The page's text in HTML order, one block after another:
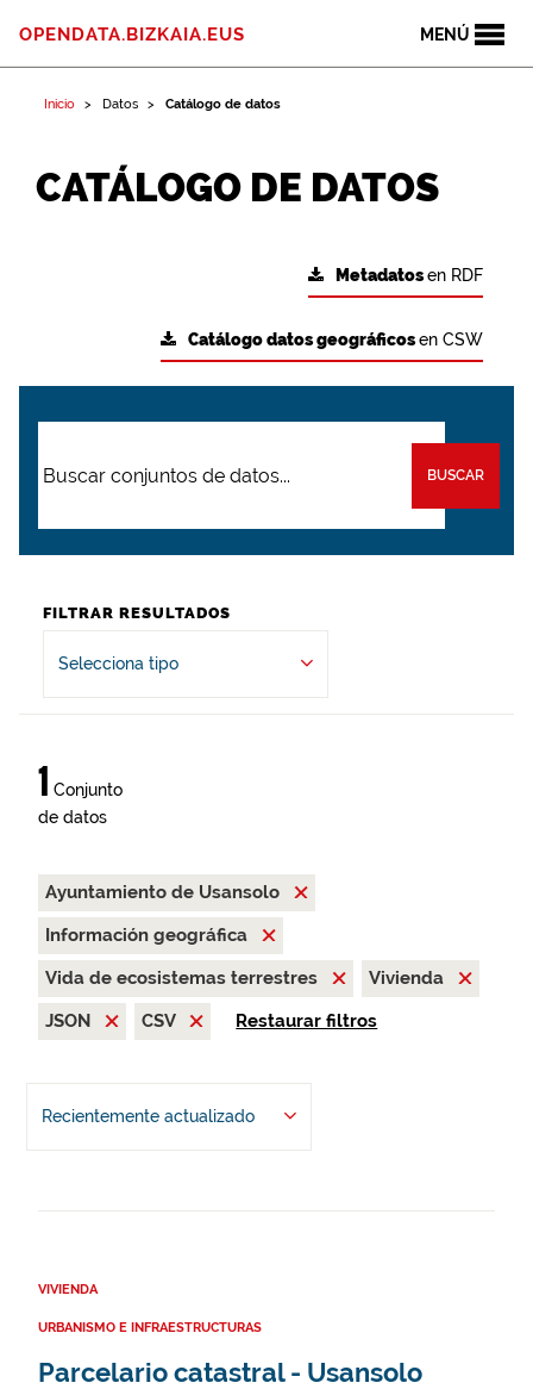
MENÚ
OPENDATA.BIZKAIA.EUS
Inicio Datos Catálogo de datos
CATÁLOGO DE DATOS
Metadatosen RDF
Catálogo datos geográficosen CSW
BUSCAR
FILTRAR RESULTADOS
Selecciona tipo
1 Conjunto
de datos
Ayuntamiento de Usansolo
Información geográfica
Vida de ecosistemas terrestres
Vivienda
JSON
CSV Restaurar filtros
Recientemente actualizado
VIVIENDA
URBANISMO E INFRAESTRUCTURAS
Parcelario catastral - Usansolo